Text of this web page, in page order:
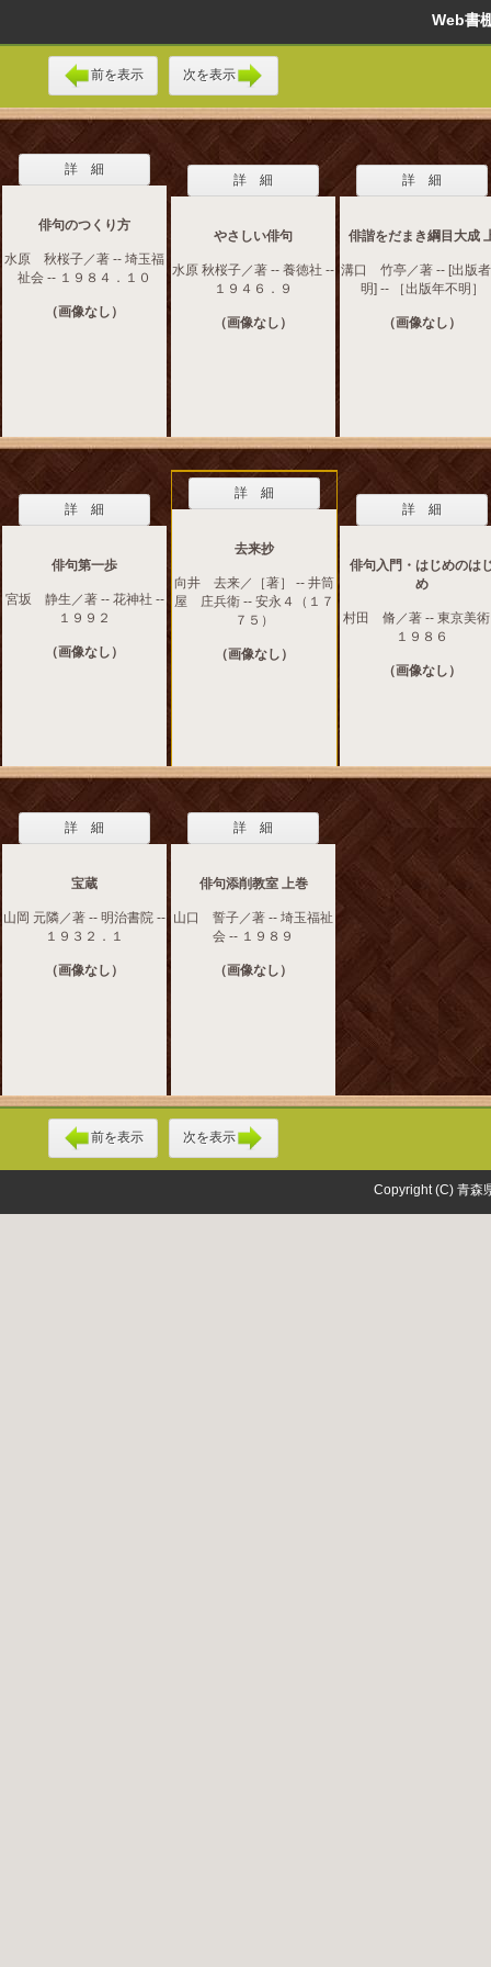
Web
前を表示 次を表示
詳 細
俳句のつくり方
水原 秋桜子／著 -- 埼玉福
祉会 -- １９８４．１０
（画像なし）
詳 細
やさしい俳句
水原 秋桜子／著 -- 養徳社 --
１９４６．９
（画像なし）
詳 細
俳諧をだまき綱目大成
溝口 竹亭／著 -- [出版
明] -- ［出版年不明］
（画像なし）
詳 細
俳句第一歩
宮坂 静生／著 -- 花神社 --
１９９２
（画像なし）
詳 細
去来抄
向井 去来／［著］ -- 井筒
屋 庄兵衛 -- 安永４（１７
７５）
（画像なし）
詳 細
俳句入門・はじめのは
め
村田 脩／著 -- 東京美術
１９８６
（画像なし）
詳 細
宝蔵
山岡 元隣／著 -- 明治書院 --
１９３２．１
（画像なし）
詳 細
俳句添削教室 上巻
山口 誓子／著 -- 埼玉福祉
会 -- １９８９
（画像なし）
前を表示 次を表示
Copyright (C) 青森